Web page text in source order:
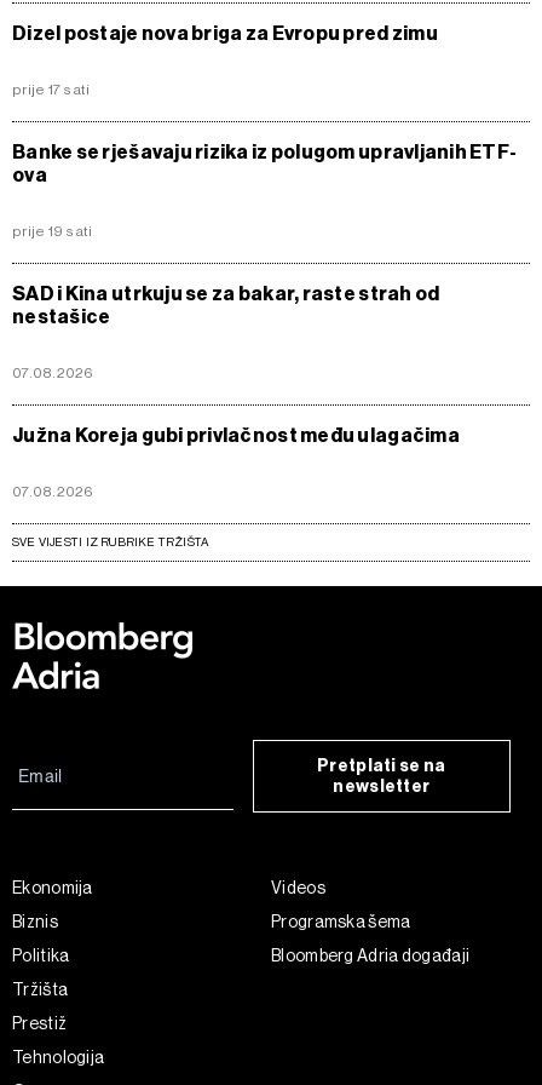
Dizel postaje nova briga za Evropu pred zimu
prije 17 sati
Banke se rješavaju rizika iz polugom upravljanih ETF-
ova
prije 19 sati
SAD i Kina utrkuju se za bakar, raste strah od
nestašice
07.08.2026
Južna Koreja gubi privlačnost među ulagačima
07.08.2026
SVE VIJESTI IZ RUBRIKE TRŽIŠTA
Pretplati se na
newsletter
Ekonomija
Biznis
Politika
Tržišta
Prestiž
Tehnologija
Videos
Programska šema
Bloomberg Adria događaji